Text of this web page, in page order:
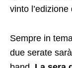
vinto l’edizione
Sempre in
due serate